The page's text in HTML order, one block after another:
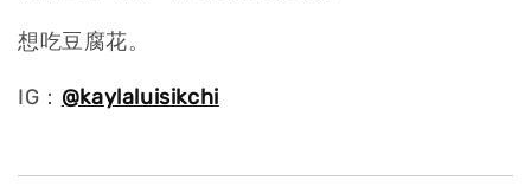
想吃豆腐花。
IG： @kaylaluisikchi